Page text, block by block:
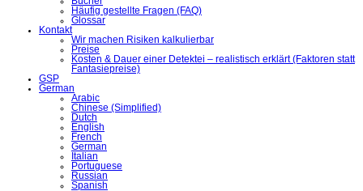
Häufig gestellte Fragen (FAQ)
Glossar
Kontakt
Wir machen Risiken kalkulierbar
Preise
Kosten & Dauer einer Detektei – realistisch erklärt (Faktoren statt
Fantasiepreise)
GSP
German
Arabic
Chinese (Simplified)
Dutch
English
French
German
Italian
Portuguese
Russian
Spanish